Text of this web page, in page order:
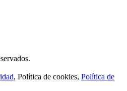
, Política de cookies, Política de